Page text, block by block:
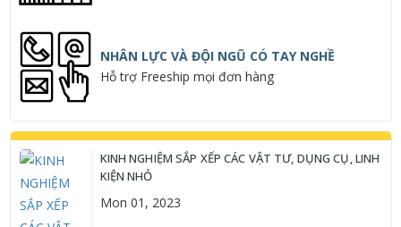
NHÂN LỰC VÀ ĐỘI NGŨ CÓ TAY NGHỀ
Hỗ trợ Freeship mọi đơn hàng
KINH NGHIỆM SẮP XẾP CÁC VẬT TƯ, DỤNG CỤ, LINH
KIỆN NHỎ
Mon 01, 2023